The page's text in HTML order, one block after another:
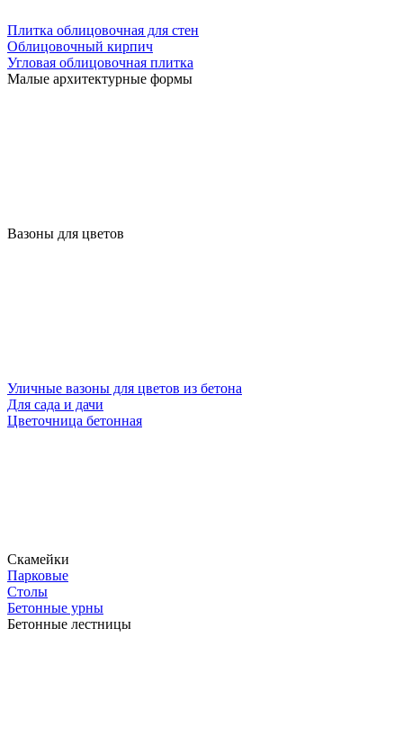
Плитка облицовочная для стен
Облицовочный кирпич
Угловая облицовочная плитка
Малые архитектурные формы
Вазоны для цветов
Уличные вазоны для цветов из бетона
Для сада и дачи
Цветочница бетонная
Скамейки
Парковые
Столы
Бетонные урны
Бетонные лестницы